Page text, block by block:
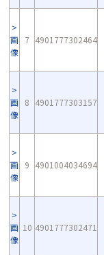
画
像
7 4901777302464
画
像
8 4901777303157
画
像
9 4901004034694
画
像
10 4901777302471